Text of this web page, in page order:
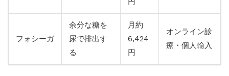
フォシーガ
余分な糖を
尿で排出す
る
月約
6,424
円
オンライン診
療・個人輸入